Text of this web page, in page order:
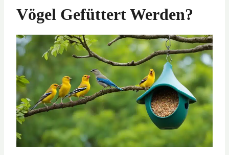
Vögel Gefüttert Werden?